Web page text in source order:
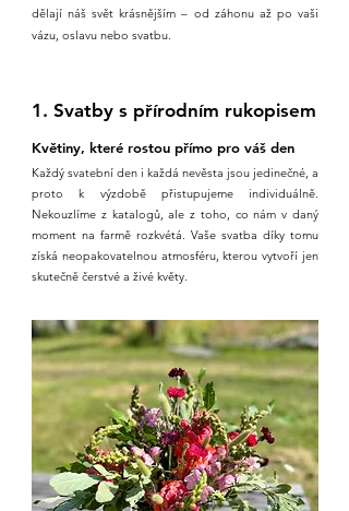
dělají náš svět krásnějším – od záhonu až po vaši
vázu, oslavu nebo svatbu.
1. Svatby s přírodním rukopisem
Květiny, které rostou přímo pro váš den
Každý svatební den i každá nevěsta jsou jedinečné, a
proto k výzdobě přistupujeme individuálně.
Nekouzlíme z katalogů, ale z toho, co nám v daný
moment na farmě rozkvétá. Vaše svatba díky tomu
získá neopakovatelnou atmosféru, kterou vytvoří jen
skutečně čerstvé a živé květy.